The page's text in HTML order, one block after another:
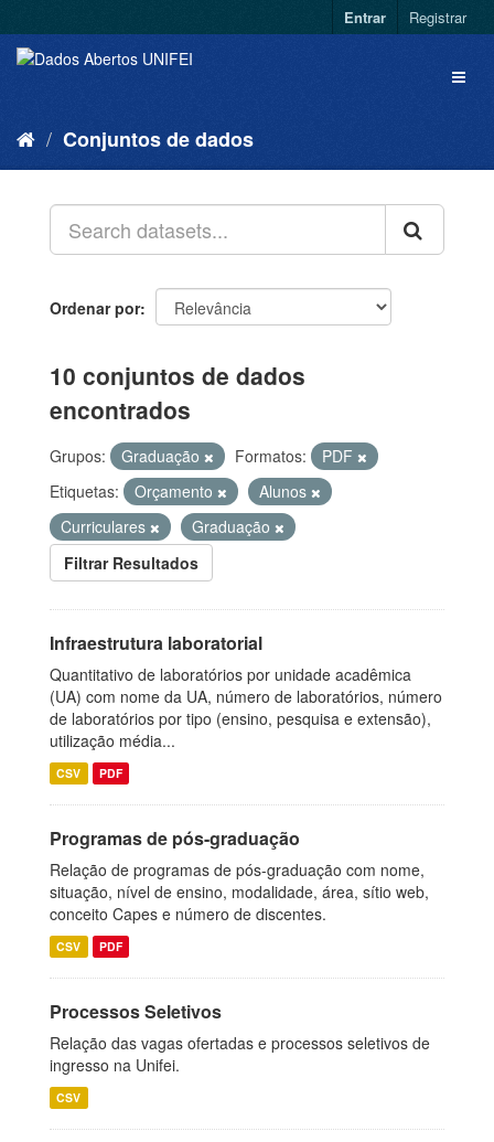
Entrar Registrar
Conjuntos de dados
Ordenar por
10 conjuntos de dados
encontrados
Grupos: Graduação Formatos:
PDF
Etiquetas:
Orçamento
Alunos
Curriculares
Graduação
Filtrar Resultados
Infraestrutura laboratorial
Quantitativo de laboratórios por unidade acadêmica
(UA) com nome da UA, número de laboratórios, número
de laboratórios por tipo (ensino, pesquisa e extensão),
utilização média...
CSV PDF
Programas de pós-graduação
Relação de programas de pós-graduação com nome,
situação, nível de ensino, modalidade, área, sítio web,
conceito Capes e número de discentes.
CSV PDF
Processos Seletivos
Relação das vagas ofertadas e processos seletivos de
ingresso na Unifei.
CSV